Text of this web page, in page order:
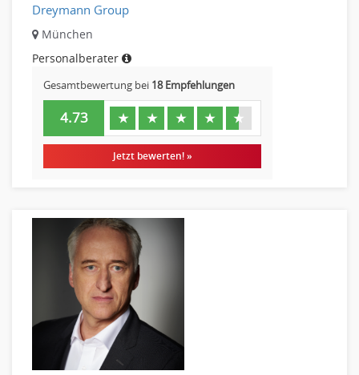
Dreymann Group
München
Personalberater
Gesamtbewertung bei 18 Empfehlungen
4.73 ★ ★ ★ ★ ★
Jetzt bewerten! »